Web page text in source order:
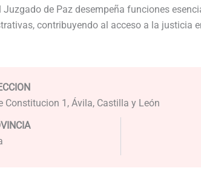
Juzgado de Paz desempeña funciones
contribuyendo al acceso a la justicia
Constitucion 1, Ávila, Castilla y León